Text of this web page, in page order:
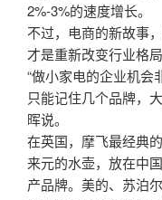
2%-3%的速度增长。
不过，电商的新故事
才是重新改变行业格
“做小家电的企业机会
只能记住几个品牌，
晖说。
在英国，摩飞最经典
来元的水壶，放在中
产品牌。美的、苏泊